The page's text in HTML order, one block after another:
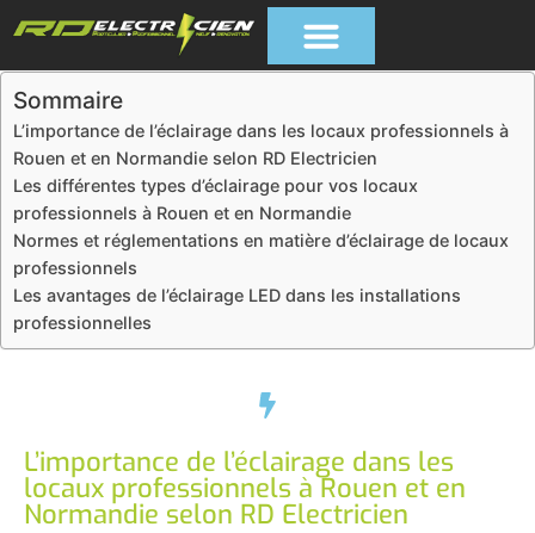
Sommaire
L’importance de l’éclairage dans les locaux professionnels à
Rouen et en Normandie selon RD Electricien
Les différentes types d’éclairage pour vos locaux
professionnels à Rouen et en Normandie
Normes et réglementations en matière d’éclairage de locaux
professionnels
Les avantages de l’éclairage LED dans les installations
professionnelles
L’importance de l’éclairage dans les
locaux professionnels à Rouen et en
Normandie selon RD Electricien